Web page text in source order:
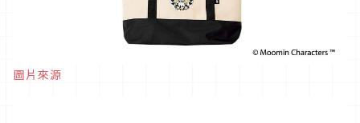
圖片來源